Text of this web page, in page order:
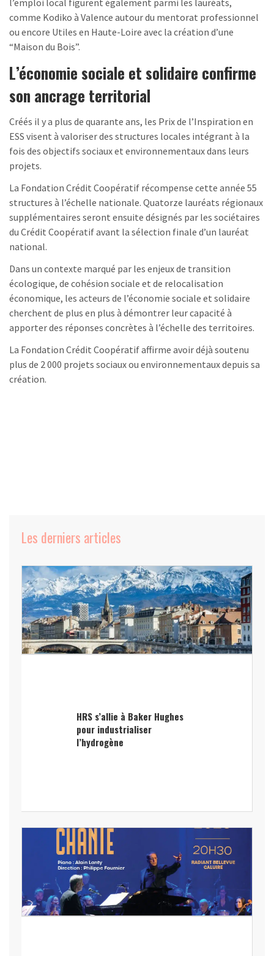
comme Kodiko à Valence autour du mentorat professionnel
ou encore Utiles en Haute-Loire avec la création d’une
“Maison du Bois”.
L’économie sociale et solidaire confirme
son ancrage territorial
Créés il y a plus de quarante ans, les Prix de l’Inspiration en
ESS visent à valoriser des structures locales intégrant à la
fois des objectifs sociaux et environnementaux dans leurs
projets.
La Fondation Crédit Coopératif récompense cette année 55
structures à l’échelle nationale. Quatorze lauréats régionaux
supplémentaires seront ensuite désignés par les sociétaires
du Crédit Coopératif avant la sélection finale d’un lauréat
national.
Dans un contexte marqué par les enjeux de transition
écologique, de cohésion sociale et de relocalisation
économique, les acteurs de l’économie sociale et solidaire
cherchent de plus en plus à démontrer leur capacité à
apporter des réponses concrètes à l’échelle des territoires.
La Fondation Crédit Coopératif affirme avoir déjà soutenu
plus de 2 000 projets sociaux ou environnementaux depuis sa
création.
Les derniers articles
HRS s’allie à Baker Hughes
pour industrialiser
l’hydrogène